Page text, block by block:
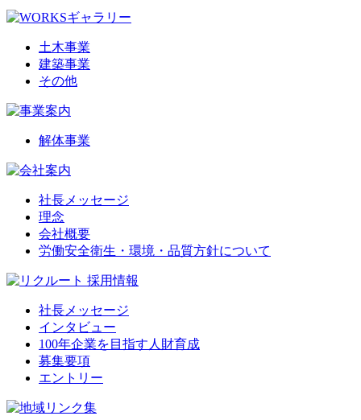
土木事業
建築事業
その他
解体事業
社長メッセージ
理念
会社概要
労働安全衛生・環境・品質方針について
社長メッセージ
インタビュー
100年企業を目指す人財育成
募集要項
エントリー